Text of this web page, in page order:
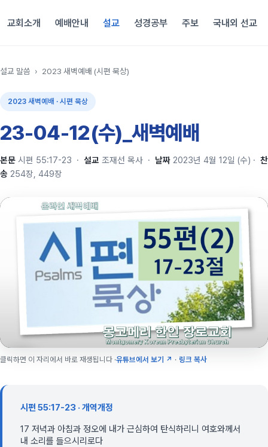
교회소개 예배안내 설교 성경공부 주보 국내외 선교
설교 말씀 › 2023 새벽예배 (시편 묵상)
2023 새벽예배 · 시편 묵상
23-04-12(수)_새벽예배
본문 시편 55:17-23 · 설교 조재선 목사 · 날짜 2023년 4월 12일 (수) · 찬
송 254장, 449장
클릭하면 이 자리에서 바로 재생됩니다 ·유튜브에서 보기 ↗ · 링크 복사
시편 55:17-23 · 개역개정
17 저녁과 아침과 정오에 내가 근심하여 탄식하리니 여호와께서
내 소리를 들으시리로다